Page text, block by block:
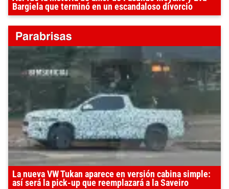
Bargiela que terminó en un escandaloso divorcio
La nueva VW Tukan aparece en versión cabina simple:
así será la pick-up que reemplazará a la Saveiro